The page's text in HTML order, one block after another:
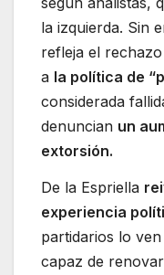
la izquierda. Sin
refleja el
a la política de
considerada
denuncian un
extorsión.
De la Espriella
experiencia
partidarios lo
capaz de